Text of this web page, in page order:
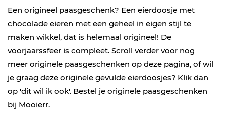
Een origineel paasgeschenk? Een eierdoosje met
chocolade eieren met een geheel in eigen stijl te
maken wikkel, dat is helemaal origineel! De
voorjaarssfeer is compleet. Scroll verder voor nog
meer originele paasgeschenken op deze pagina, of wil
je graag deze originele gevulde eierdoosjes? Klik dan
op 'dit wil ik ook'. Bestel je originele paasgeschenken
bij Mooierr.